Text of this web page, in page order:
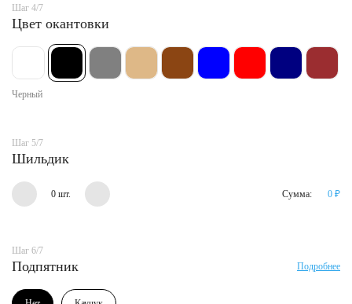
Шаг 4/7
Цвет окантовки
Черный
Шаг 5/7
Шильдик
0 шт. Сумма: 0 ₽
Шаг 6/7
Подпятник Подробнее